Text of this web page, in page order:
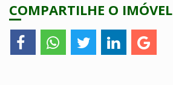
COMPARTILHE O IMÓVEL